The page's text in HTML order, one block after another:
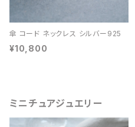
傘 コード ネックレス シルバー925
¥10,800
ミニチュアジュエリー